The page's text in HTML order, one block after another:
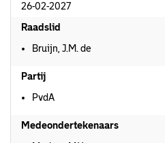
26-02-2027
Raadslid
Bruijn, J.M. de
Partij
PvdA
Medeondertekenaars